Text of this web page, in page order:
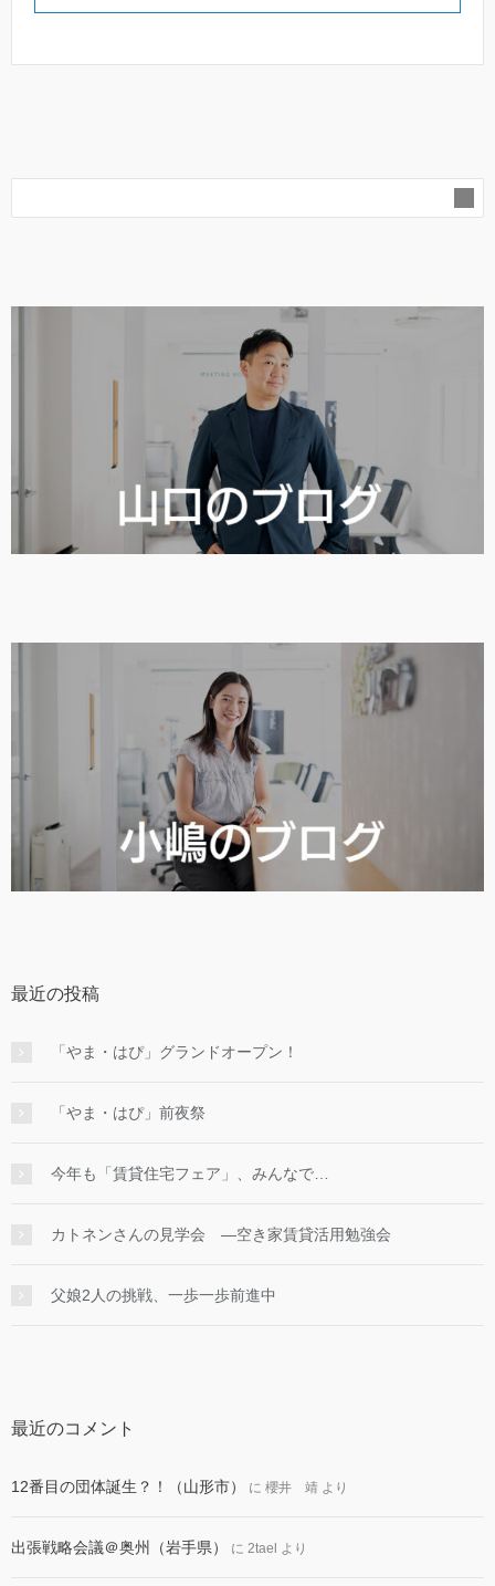
最近の投稿
「やま・はぴ」グランドオープン！
「やま・はぴ」前夜祭
今年も「賃貸住宅フェア」、みんなで…
カトネンさんの見学会 ―空き家賃貸活用勉強会
父娘2人の挑戦、一歩一歩前進中
最近のコメント
12番目の団体誕生？！（山形市） に 櫻井 靖 より
出張戦略会議＠奥州（岩手県） に 2tael より